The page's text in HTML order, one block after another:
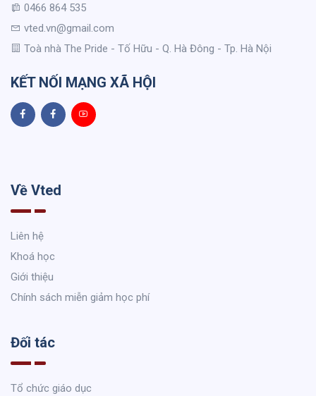
0466 864 535
vted.vn@gmail.com
Toà nhà The Pride - Tố Hữu - Q. Hà Đông - Tp. Hà Nội
KẾT NỐI MẠNG XÃ HỘI
Về Vted
Liên hệ
Khoá học
Giới thiệu
Chính sách miễn giảm học phí
Đối tác
Tổ chức giáo dục